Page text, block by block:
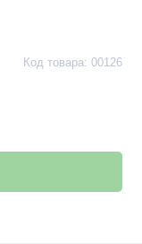
Код товара: 00126